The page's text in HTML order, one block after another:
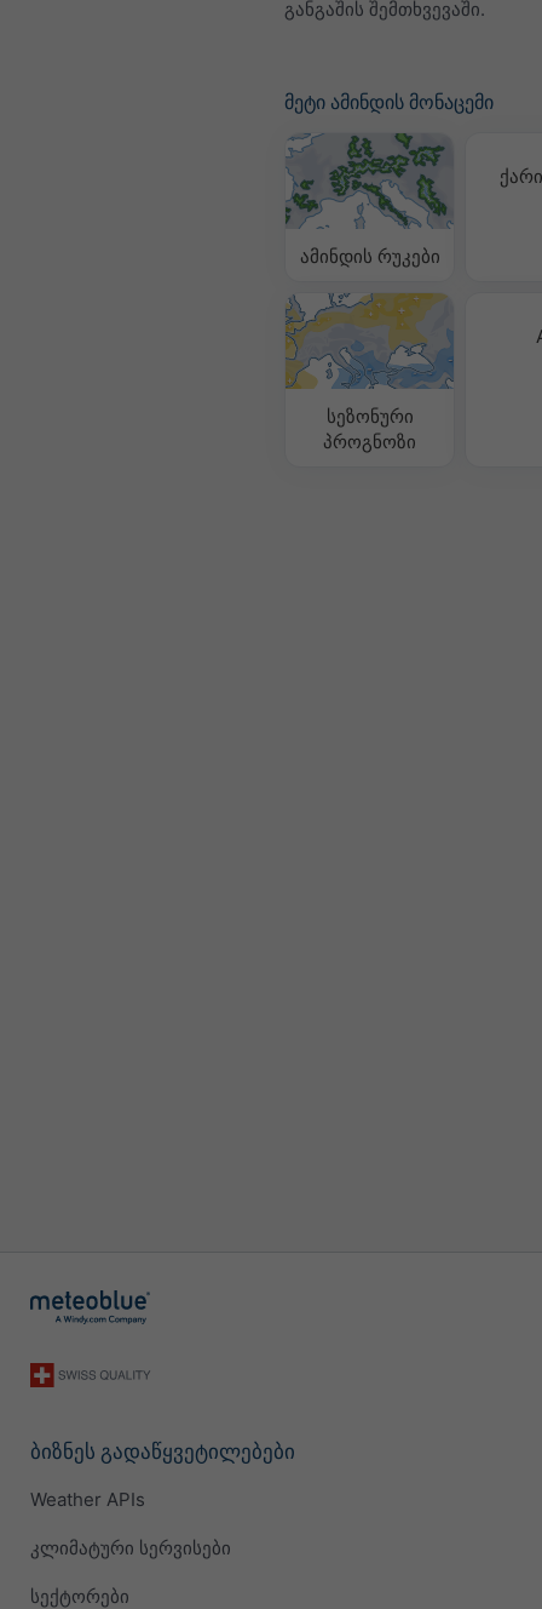
განგაშის შემთხვევაში.
მეტი ამინდის მონაცემი
ამინდის რუკები
სეზონური
პროგნოზი
ბიზნეს გადაწყვეტილებები
Weather APIs
კლიმატური სერვისები
სექტორები